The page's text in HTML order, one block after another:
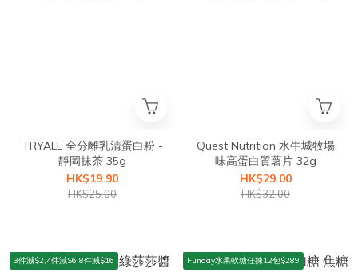
TRYALL 全分離乳清蛋白粉 -
靜岡抹茶 35g
HK$19.90
HK$25.00
Quest Nutrition 水牛城牧場
味高蛋白質薯片 32g
HK$29.00
HK$32.00
3件減$2,4件減$6,8件減$16 Funday水果軟糖任揀12包$289